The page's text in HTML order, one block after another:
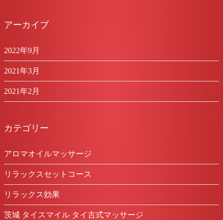
アーカイブ
2022年9月
2021年3月
2021年2月
カテゴリー
アロマオイルマッサージ
リラックスセットコース
リラックス効果
茨城 タイスマイル タイ古式マッサージ